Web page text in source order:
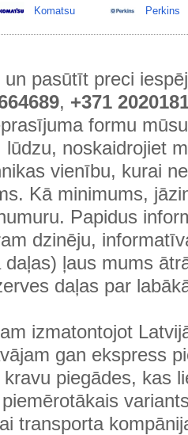
Komatsu
Perkins
un pasūtīt preci
, +371
formu
noskaidrojiet
vienību, kurai
Kā minimums,
Papidus
dzinēju,
ļaus mums
daļas par
izmatontojot
gan ekspress
piegādes, kas
transporta